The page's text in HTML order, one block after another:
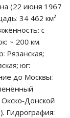
(22 июня 1967
34 462 км²
с
~ 200 км.
Рязанская;
юг:
до Москвы:
Гидрография: